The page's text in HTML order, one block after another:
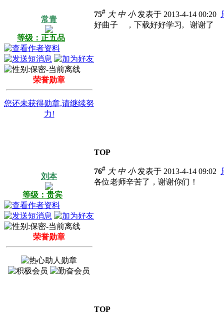
常青
等级：正五品
荣誉勋章
您还未获得勋章,请继续努
力!
75# 大 中 小发表于 2013-4-14 00:20
好曲子
，下载好好学习, 谢谢了
TOP
刘本
等级：贵宾
荣誉勋章
76# 大 中 小发表于 2013-4-14 09:02
各位老师辛苦了，谢谢你们！
TOP